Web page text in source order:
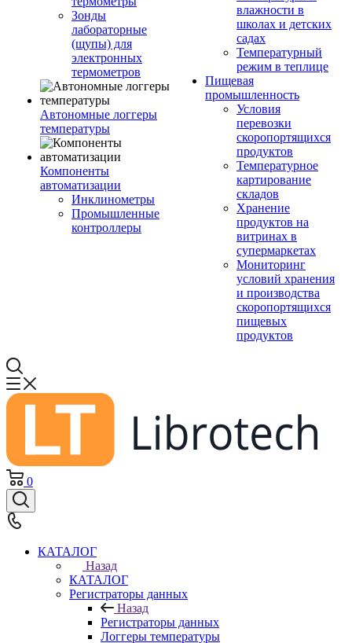
Зонды
лабораторные
(щупы) для
электронных
термометров
Автономные логгеры
температуры
Компоненты
автоматизации
Инклинометры
Промышленные
контроллеры
влажности в
школах и детских
садах
Температурный
режим в теплице
Пищевая
промышленность
Условия
перевозки
скоропортящихся
продуктов
Температурное
картирование
складов
Хранение
продуктов на
витринах в
супермаркетах
Мониторинг
условий хранения
и производства
скоропортящихся
пищевых
продуктов
0
КАТАЛОГ
Назад
КАТАЛОГ
Регистраторы данных
Назад
Регистраторы данных
Логгеры температуры